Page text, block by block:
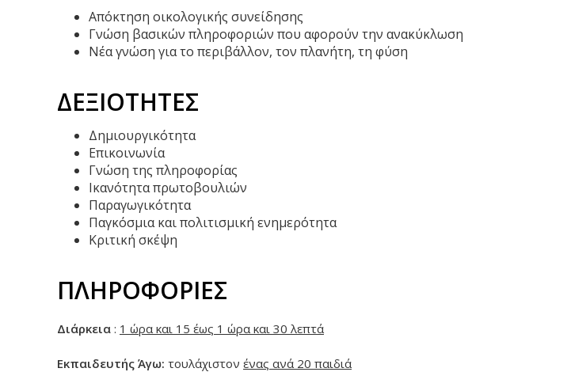
Απόκτηση οικολογικής συνείδησης
Γνώση βασικών πληροφοριών που αφορούν την ανακύκλωση
Νέα γνώση για το περιβάλλον, τον πλανήτη, τη φύση
ΔΕΞΙΟΤΗΤΕΣ
Δημιουργικότητα
Επικοινωνία
Γνώση της πληροφορίας
Ικανότητα πρωτοβουλιών
Παραγωγικότητα
Παγκόσμια και πολιτισμική ενημερότητα
Κριτική σκέψη
ΠΛΗΡΟΦΟΡΙΕΣ
Διάρκεια : 1 ώρα και 15 έως 1 ώρα και 30 λεπτά
Εκπαιδευτής Άγω: τουλάχιστον ένας ανά 20 παιδιά